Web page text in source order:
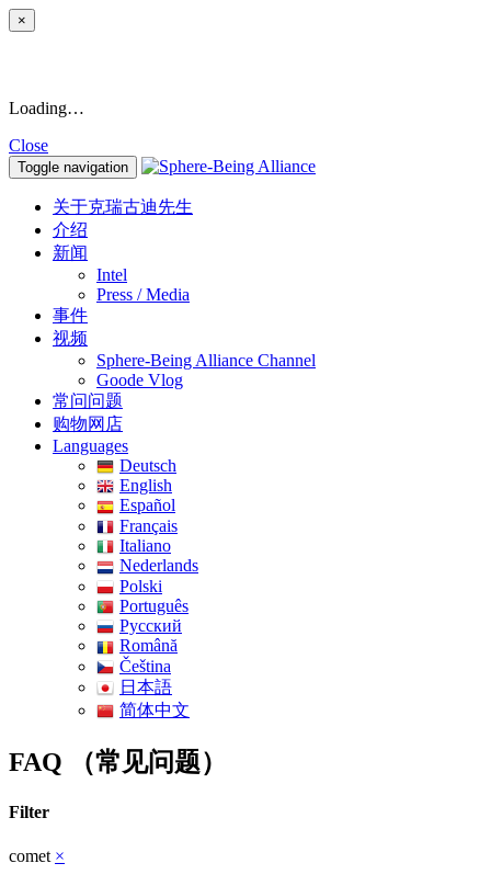
×
Loading…
Close
Toggle navigation
关于克瑞古迪先生
介绍
新闻
Intel
Press / Media
事件
视频
Sphere-Being Alliance Channel
Goode Vlog
常问问题
购物网店
Languages
Deutsch
English
Español
Français
Italiano
Nederlands
Polski
Português
Pусский
Română
Čeština
日本語
简体中文
FAQ （常见问题）
Filter
comet ×